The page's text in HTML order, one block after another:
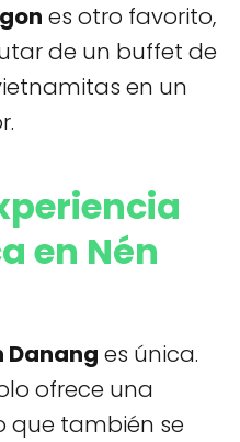
es otro favorito,
de un buffet de
en un
en Nén
Danang es única.
ofrece una
que también se